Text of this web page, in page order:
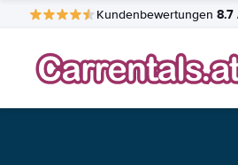
Kundenbewertungen 8.7